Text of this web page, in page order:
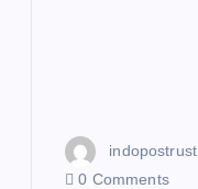
indopostrust
0 Comments